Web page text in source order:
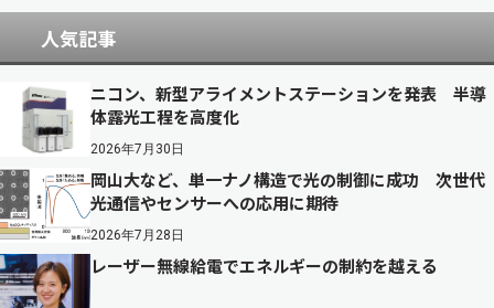
人気記事
ニコン、新型アライメントステーションを発表 半導
体露光工程を高度化
2026年7月30日
岡山大など、単一ナノ構造で光の制御に成功 次世代
光通信やセンサーへの応用に期待
2026年7月28日
レーザー無線給電でエネルギーの制約を越える